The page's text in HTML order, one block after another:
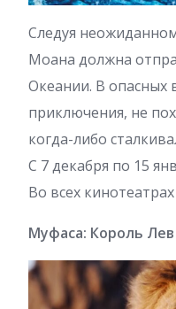
Следуя
Моана должна
Океании. В опасных
приключения, не
когда-либо
С 7 декабря по 15
Во всех
Муфаса: Король Лев